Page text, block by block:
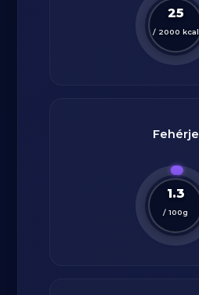
25
/ 2000 kcal
Fehérje
1.3
/ 100g